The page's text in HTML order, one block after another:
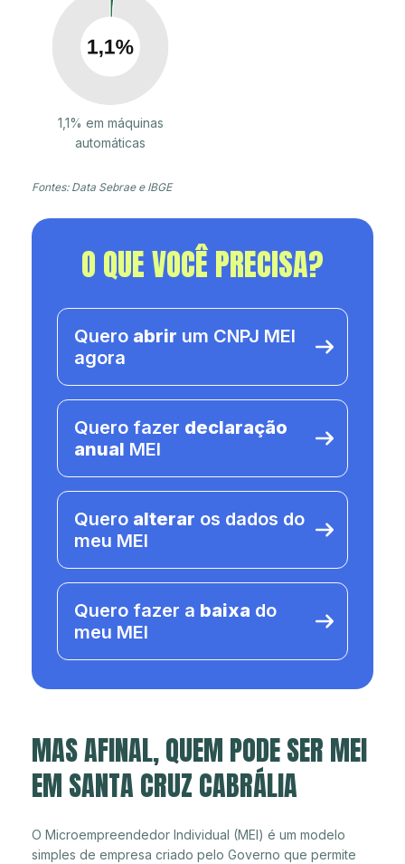
1,1% em máquinas
automáticas
Fontes: Data Sebrae e IBGE
O QUE VOCÊ PRECISA?
Quero abrir um CNPJ MEI
agora
Quero fazer declaração
anual MEI
Quero alterar os dados do
meu MEI
Quero fazer a baixa do
meu MEI
MAS AFINAL, QUEM PODE SER MEI
EM SANTA CRUZ CABRÁLIA
O Microempreendedor Individual (MEI) é um modelo
simples de empresa criado pelo Governo que permite